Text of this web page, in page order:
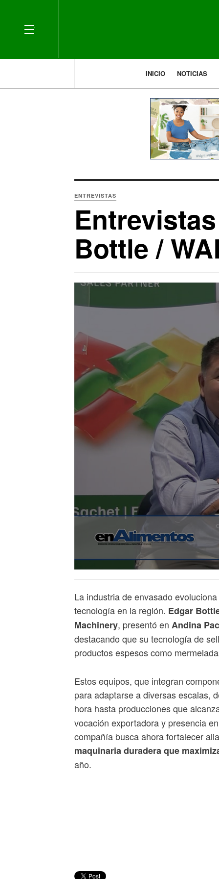
OFF CANVAS
INICIO NOTICIAS
ENTREVISTAS
Bottle /
La industria de envasado
tecnología en la región. Edgar
Machinery, presentó en Andina
destacando que su tecnología de
productos espesos como
Estos equipos, que integran
para adaptarse a diversas escalas,
hora hasta producciones que
vocación exportadora y presencia
compañía busca ahora fortalecer
maquinaria duradera que
año.